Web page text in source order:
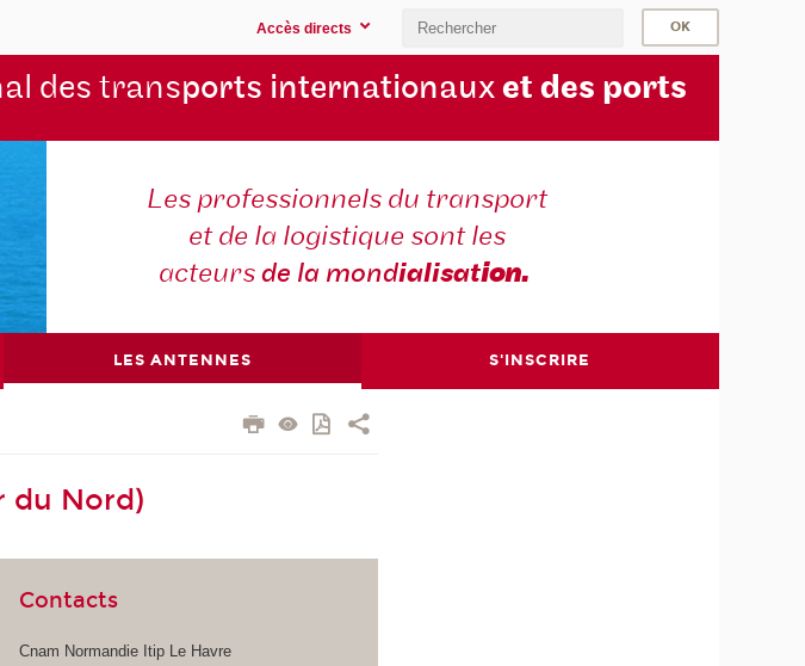
Accès directs
des transports internationauxet des ports
Les professionnels du transport
et de la logistique sont les
acteursde la mondialisation.
LES ANTENNES S'INSCRIRE
du Nord)
Contacts
Cnam Normandie Itip Le Havre